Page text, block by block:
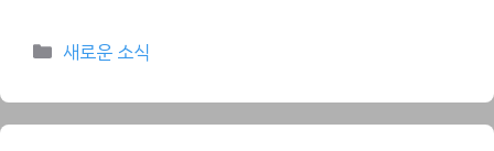
Categories
새로운 소식